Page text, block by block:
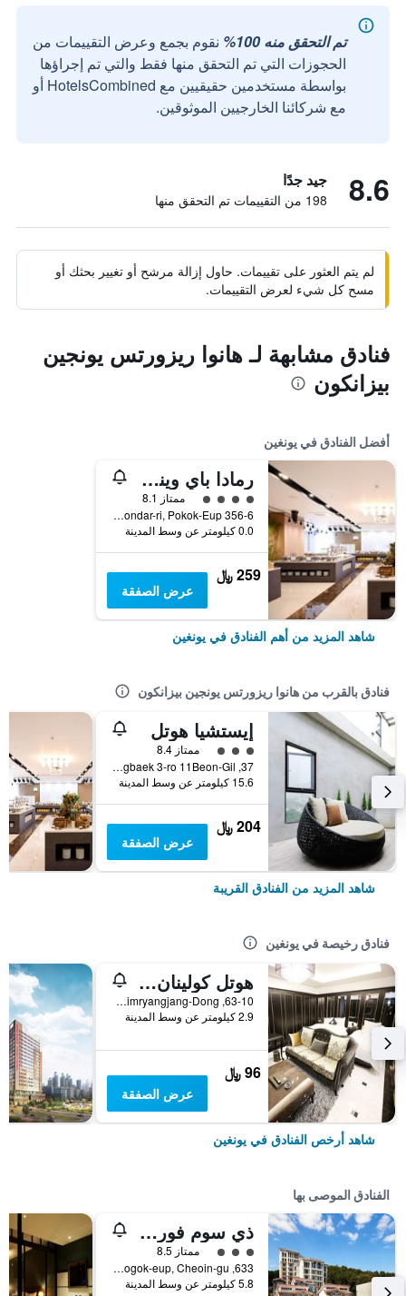
تم التحقق منه 100%
نقوم بجمع وعرض التقييمات من
الحجوزات التي تم التحقق منها فقط والتي تم إجراؤها
بواسطة مستخدمين حقيقيين مع HotelsCombined أو
مع شركائنا الخارجيين الموثوقين.
8.6 جيد جدًا
198 من التقييمات تم التحقق منها
لم يتم العثور على تقييمات. حاول إزالة مرشح أو تغيير بحثك أو
مسح كل شيء لعرض التقييمات.
فنادق مشابهة لـ هانوا ريزورتس يونجين
بيزانكون
أفضل الفنادق في يونغين
رمادا باي ويندام يونغين
تقييم فئة 4
ممتاز 8.1
356-6 Jeondar-ri, Pokok-Eup, يونغين, كوريا الجنوبية
0.0 كيلومتر عن وسط المدينة
259 ﷼
عرض الصفقة
شاهد المزيد من أهم الفنادق في يونغين
فنادق بالقرب من هانوا ريزورتس يونجين بيزانكون
إيستشيا هوتل
تقييم فئة 3ممتاز 8.4
37, Dongbaek 3-ro 11Beon-Gil, يونغين, كوريا الجنوبية
15.6 كيلومتر عن وسط المدينة
204 ﷼
عرض الصفقة
شاهد المزيد من الفنادق القريبة
فنادق رخيصة في يونغين
هوتل كولينان يونجين
63-10, Kimryangjang-Dong, يونغين, كوريا الجنوبية
2.9 كيلومتر عن وسط المدينة
96 ﷼
عرض الصفقة
شاهد أرخص الفنادق في يونغين
الفنادق الموصى بها
ذي سوم فورست هوتل
تقييم فئة 3ممتاز 8.5
633, Seongsan-ro, Pogok-eup, Cheoin-gu, يونغين, كوريا الجنوبية
5.8 كيلومتر عن وسط المدينة